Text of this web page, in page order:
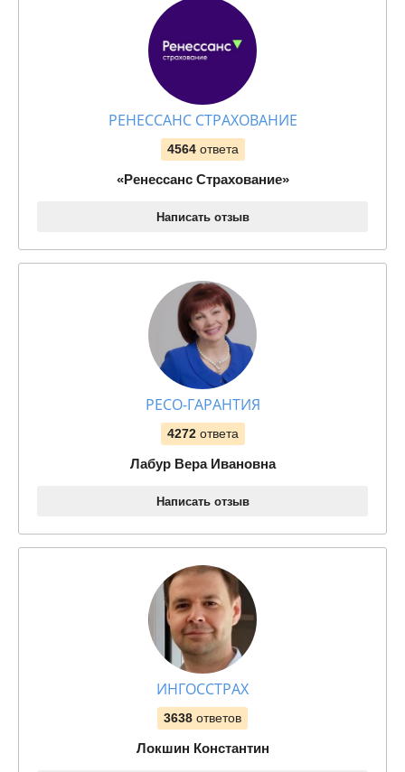
РЕНЕССАНС СТРАХОВАНИЕ
4564 ответа
«Ренессанс Страхование»
Написать отзыв
РЕСО-ГАРАНТИЯ
4272 ответа
Лабур Вера Ивановна
Написать отзыв
ИНГОССТРАХ
3638 ответов
Локшин Константин